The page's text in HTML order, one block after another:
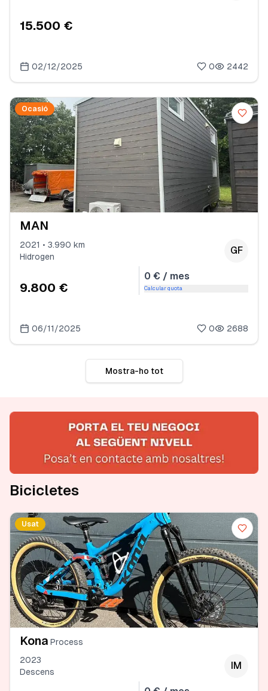
15.500 €
02/12/2025 0 2442
Ocasió
MAN
2021 • 3.990 km
Hidrogen
GF
9.800 €
0 € / mes
Calcular quota
06/11/2025 0 2688
Mostra-ho tot
Bicicletes
Usat
Kona Process
2023
Descens
IM